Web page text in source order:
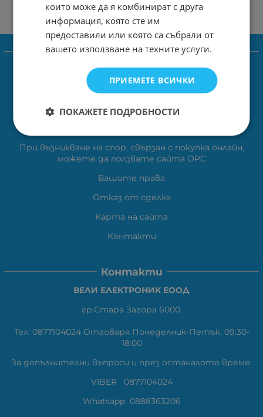
Информация
Доставка и плащане
Общи условия за ползване
Политиката за поверителност
При възникване на спор, свързан с покупка онлайн,
можете да ползвате сайта ОРС
Вашите права
Отказ от сделка
Карта на сайта
Контакти
Контакти
ВЕЛИ ЕЛЕКТРОНИК ЕООД
гр.Стара Загора 6000,
Тел: 0877104024Отговаря Понеделник-Петък: 09:30-
18:00
За допълнителни въпроси и през останалото време:
VIBER 0877104024
Whatsapp 0888363206
които може да я комбинират с друга
информация, която сте им
предоставили или която са събрали от
вашето използване на техните услуги.
ПРИЕМЕТЕ ВСИЧКИ
ПОКАЖЕТЕ ПОДРОБНОСТИ